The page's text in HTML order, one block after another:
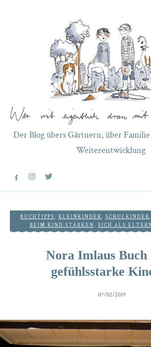
Der Blog übers Gärtnern, über
Weiterentwicklung
BUCHTIPPS , KLEINKINDER, SCHULKINDER,
BEIM KIND STÄRKEN , SICH ALS
Nora Imlaus Buch
gefühlsstarke
07/02/2019